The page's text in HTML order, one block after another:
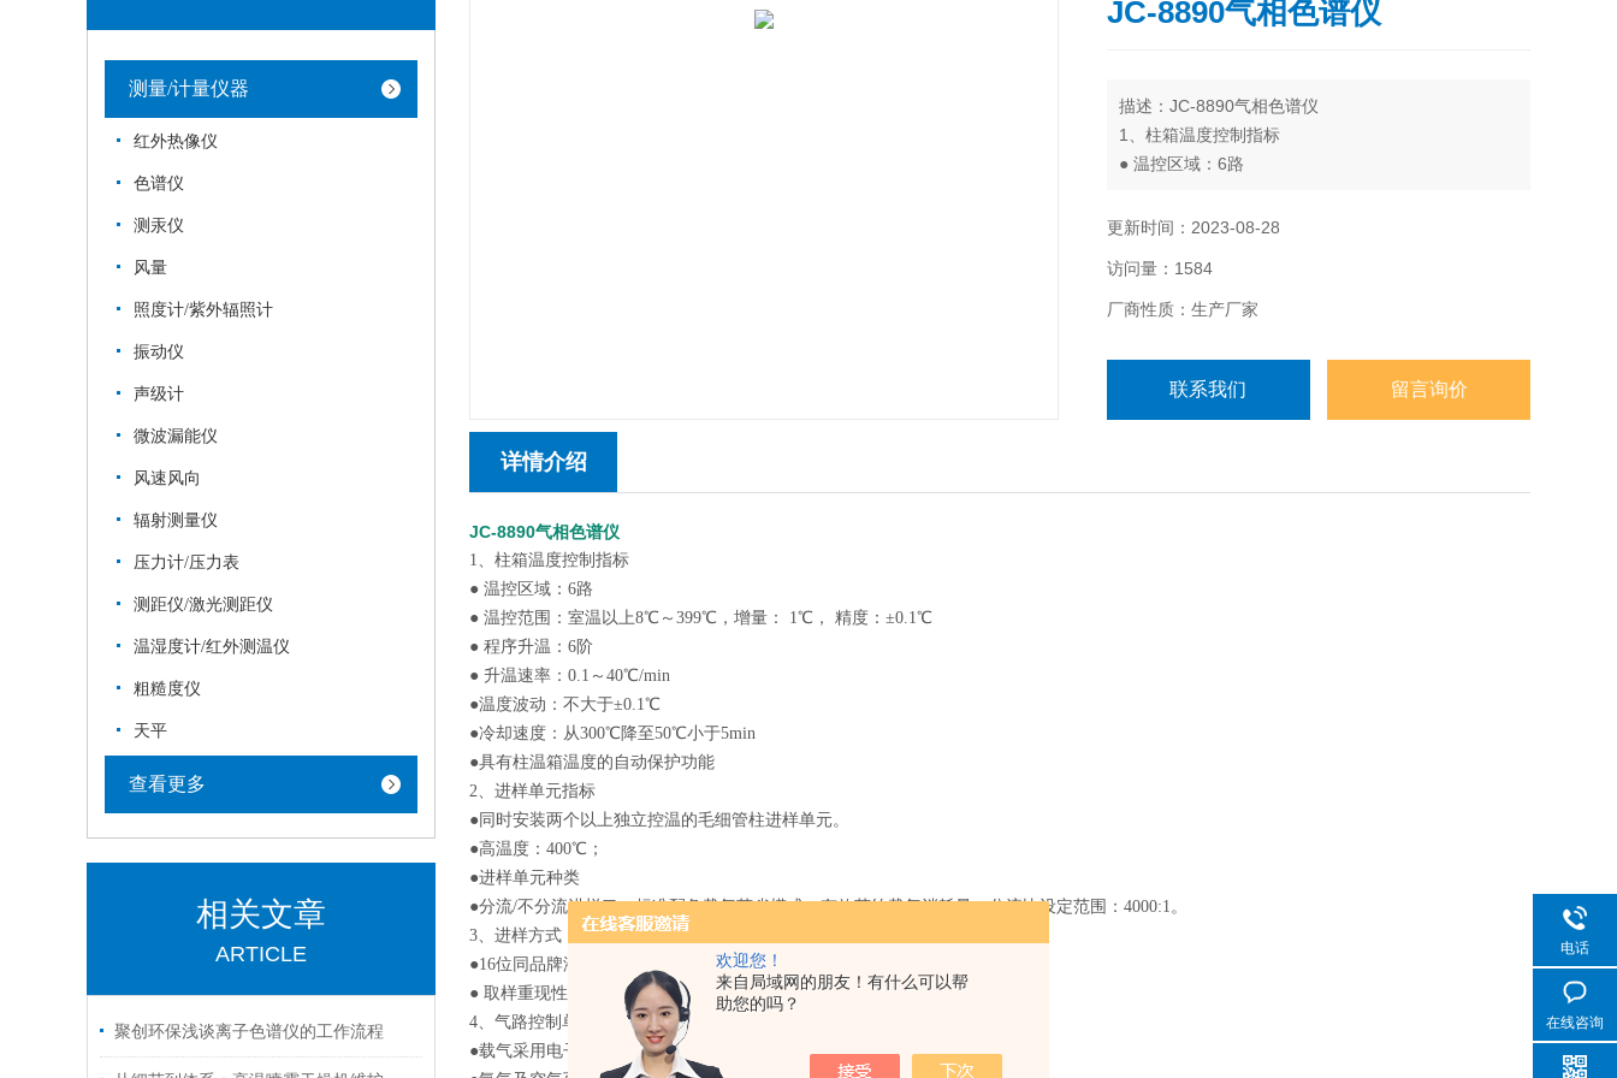
欢迎您！
来自局域网的朋友！有什么可以帮
助您的吗？
测量/计量仪器
红外热像仪
色谱仪
测汞仪
风量
照度计/紫外辐照计
振动仪
声级计
微波漏能仪
风速风向
辐射测量仪
压力计/压力表
测距仪/激光测距仪
温湿度计/红外测温仪
粗糙度仪
天平
查看更多
相关文章
ARTICLE
聚创环保浅谈离子色谱仪的工作流程
JC-8890气相色谱仪
描述：JC-8890气相色谱仪
1、柱箱温度控制指标
● 温控区域：6路
度：±0.1℃
● 升温速率：0.1～40℃/min
●温度波动：不大于±0.1℃
●具有柱温箱温度的自动保护功能
2、进样单元指标
●同时安装两个以上独立控温的毛细管柱进样单元。
更新时间：2023-08-28
访问量：1584
厂商性质：生产厂家
联系我们 留言询价
详情介绍
JC-8890气相色谱仪
1、柱箱温度控制指标
● 温控区域：6路
● 温控范围：室温以上8℃～399℃，增量： 1℃， 精度：±0.1℃
● 程序升温：6阶
● 升温速率：0.1～40℃/min
●温度波动：不大于±0.1℃
●冷却速度：从300℃降至50℃小于5min
●具有柱温箱温度的自动保护功能
2、进样单元指标
●同时安装两个以上独立控温的毛细管柱进样单元。
●高温度：400℃；
●进样单元种类
●分流/不分流进样口；标准配备载气节省模式，有效节约载气消耗量；分流比设定范围：4000:1。
3、进样方式
●16位同品牌液体自动进样器
● 取样重现性：±0.01ul
4、气路控制单元
●载气采用电子流量控制系统，可实现程序升压、恒温、恒流恒压等功能
电话
在线咨询